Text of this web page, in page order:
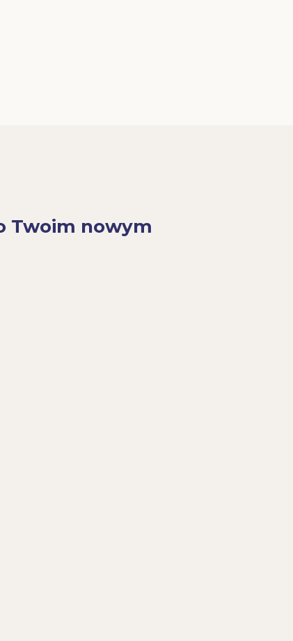
Twoim nowym